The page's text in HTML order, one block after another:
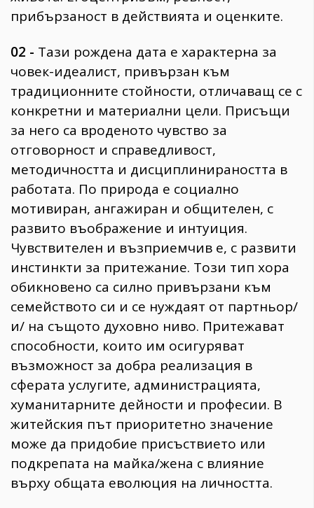
прибързаност в действията и оценките.
02 - Тази рождена дата е характерна за
човек-идеалист, привързан към
традиционните стойности, отличаващ се с
конкретни и материални цели. Присъщи
за него са вроденото чувство за
отговорност и справедливост,
методичността и дисциплинираността в
работата. По природа е социално
мотивиран, ангажиран и общителен, с
развито въображение и интуиция.
Чувствителен и възприемчив е, с развити
инстинкти за притежание. Този тип хора
обикновено са силно привързани към
семейството си и се нуждаят от партньор/
и/ на същото духовно ниво. Притежават
способности, които им осигуряват
възможност за добра реализация в
сферата услугите, администрацията,
хуманитарните дейности и професии. В
житейския път приоритетно значение
може да придобие присъствието или
подкрепата на майка/жена с влияние
върху общата еволюция на личността.